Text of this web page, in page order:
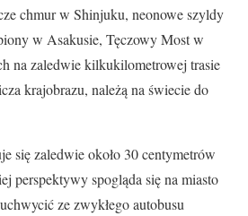
chmur w Shinjuku, neonowe szyldy
w Asakusie, Tęczowy Most w
na zaledwie kilkukilometrowej trasie
krajobrazu, należą na świecie do
się zaledwie około 30 centymetrów
perspektywy spogląda się na miasto
ze zwykłego autobusu